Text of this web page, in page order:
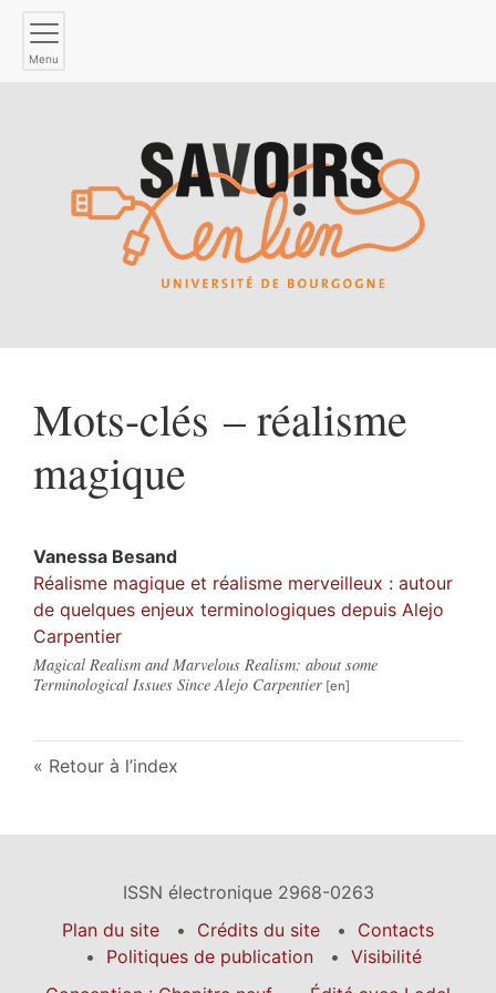
Menu
Mots-clés – réalisme
magique
Vanessa Besand
Réalisme magique et réalisme merveilleux : autour
de quelques enjeux terminologiques depuis Alejo
Carpentier
Magical Realism and Marvelous Realism: about some
Terminological Issues Since Alejo Carpentier
Retour à l’index
ISSN électronique 2968-0263
Plan du site
Crédits du site
Contacts
Politiques de publication
Visibilité